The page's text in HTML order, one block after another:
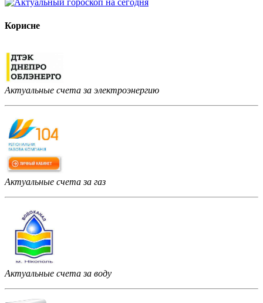
Корисне
Актуальные счета за электроэнергию
Актуальные счета за газ
Актуальные счета за воду